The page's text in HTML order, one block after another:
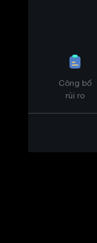
Công bố
rủi ro